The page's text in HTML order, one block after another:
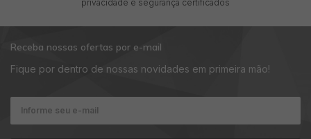
Cetoconazol……….....................…..2%
Irgasan ...................................... 0,1 %
privacidade e segurança certificados
Receba nossas ofertas por e-mail
Fique por dentro de nossas novidades em primeira mão!